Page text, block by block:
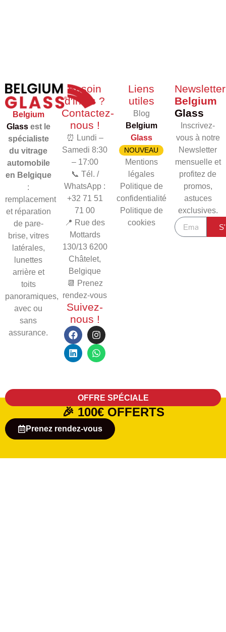
Belgium
Glassest le
spécialiste
du vitrage
automobile
en Belgique
:
remplacement
et réparation
de pare-
brise, vitres
latérales,
lunettes
arrière et
toits
panoramiques,
avec ou
sans
assurance.
Besoin
d'infos ?
Contactez-
nous !
⏰ Lundi –
Samedi 8:30
– 17:00
📞 Tél. /
WhatsApp :
+32 71 51
71 00
📍 Rue des
Mottards
130/13 6200
Châtelet,
Belgique
📆 Prenez
rendez-vous
Suivez-
nous !
Liens
utiles
Blog
Belgium
Glass
NOUVEAU
Mentions
légales
Politique de
confidentialité
Politique de
cookies
Newsletter
Belgium
Glass
Inscrivez-
vous à notre
Newsletter
mensuelle et
profitez de
promos,
astuces
exclusives.
OFFRE SPÉCIALE
🎉 100€ OFFERTS
Prenez rendez-vous